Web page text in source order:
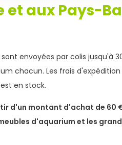
et aux Pays-
envoyées par colis jusqu'à
chacun. Les frais
en stock.
d'un montant d'achat de
d'aquarium et les